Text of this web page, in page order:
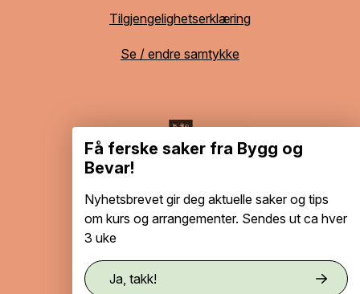
Tilgjengelighetserklæring
Se / endre samtykke
Få ferske saker fra Bygg og
Bevar!
Nyhetsbrevet gir deg aktuelle saker og tips
om kurs og arrangementer. Sendes ut ca hver
3 uke
Ja, takk!